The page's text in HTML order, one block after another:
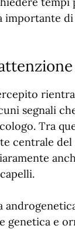
segnali
Tra
centrale
e